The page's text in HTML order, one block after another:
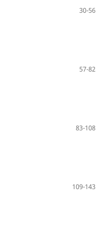
30-56
57-82
83-108
109-143